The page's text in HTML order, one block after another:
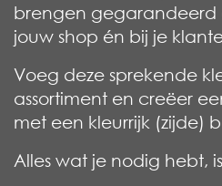
brengen gegarandeerd
jouw shop én bij je
Voeg deze sprekende
assortiment en creëer
met een kleurrijk (zijde)
Alles wat je nodig hebt,